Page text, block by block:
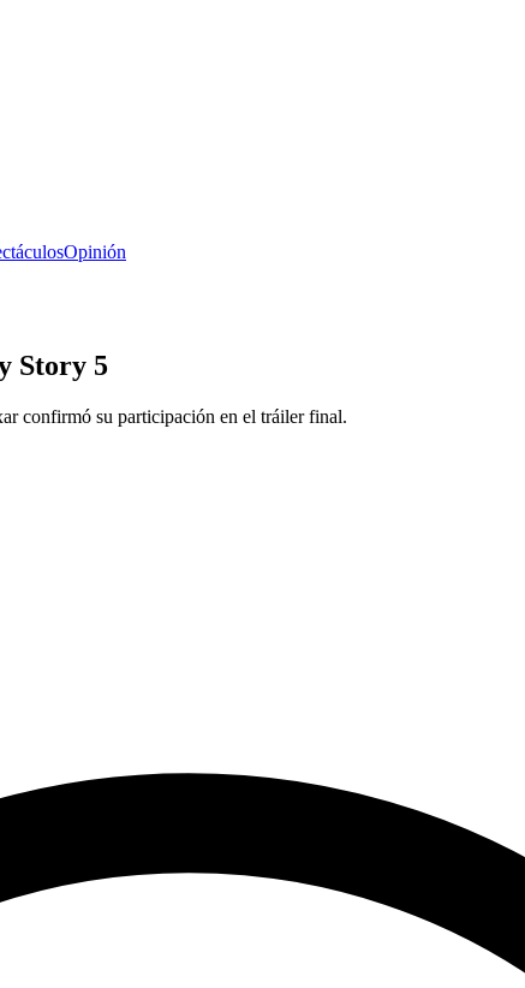
Opinión
Story 5
confirmó su participación en el tráiler final.